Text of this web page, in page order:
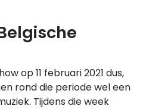
op 11 februari 2021 dus,
rond die periode wel een
Tijdens die week